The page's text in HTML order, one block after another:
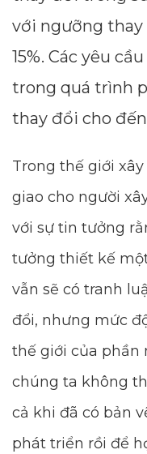
với ngưỡng
15%. Các yêu
trong quá trình
thay đổi cho
Trong thế giới
giao cho người
với sự tin tưởng
tưởng thiết kế
vẫn sẽ có tranh
đổi, nhưng mức
thế giới của phần
chúng ta không
cả khi đã có bản
phát triển rồi để